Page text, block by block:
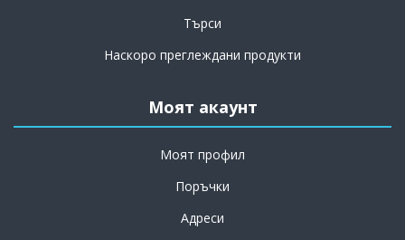
Търси
Наскоро преглеждани продукти
Моят акаунт
Моят профил
Поръчки
Адреси